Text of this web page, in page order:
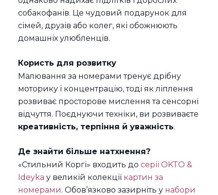
собакофанів. Це чудовий подарунок для
сімей, друзів або колег, які обожнюють
домашніх улюбленців.
Користь для розвитку
Малювання за номерами тренує дрібну
моторику і концентрацію, тоді як ліплення
розвиває просторове мислення та сенсорні
відчуття. Поєднуючи техніки, ви розвиваєте
креативність, терпіння й уважність.
Де знайти більше натхнення?
«Стильний Коргі» входить досерії OKTO &
Ideyka у великій колекції картин за
номерами. Обов’язково зазирніть у набори